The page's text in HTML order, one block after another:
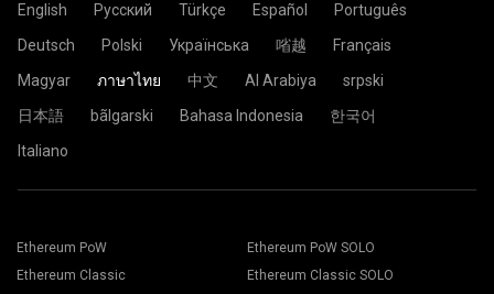
English Русский Türkçe Español
Português
Deutsch
Polski Українська 㗂越
Français
Magyar
ภาษาไทย 中文 Al Arabiya
srpski
日本語
bãlgarski Bahasa Indonesia
한국어
Italiano
Ethereum PoW
Ethereum Classic
Ethereum PoW SOLO
Ethereum Classic SOLO